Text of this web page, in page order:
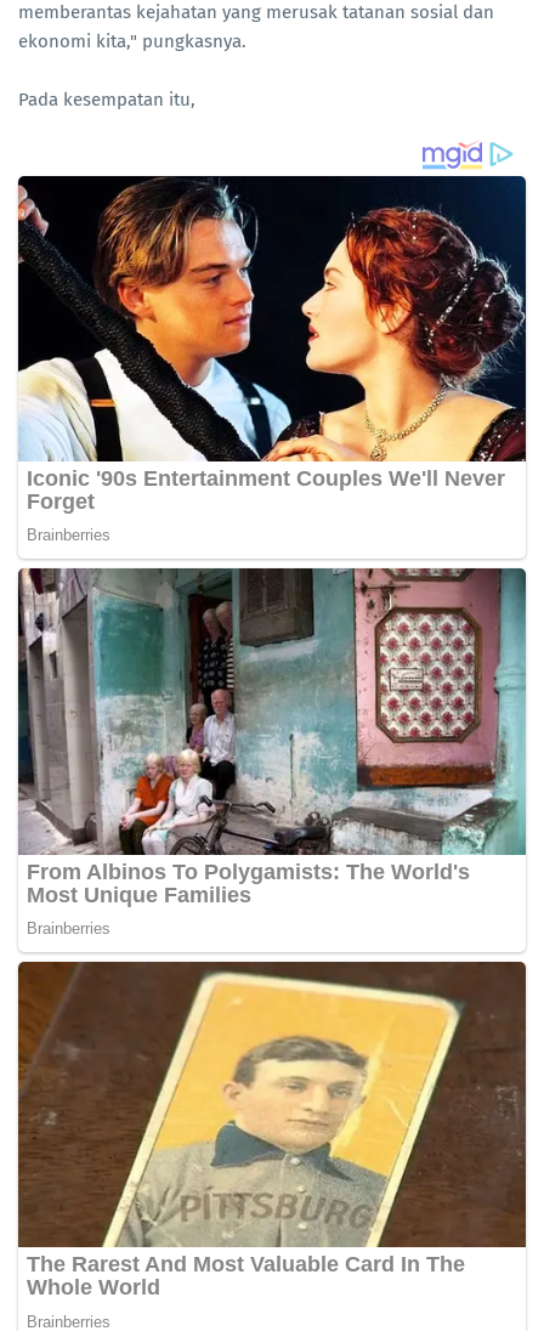
memberantas kejahatan yang merusak tatanan sosial dan
ekonomi kita," pungkasnya.
Pada kesempatan itu,